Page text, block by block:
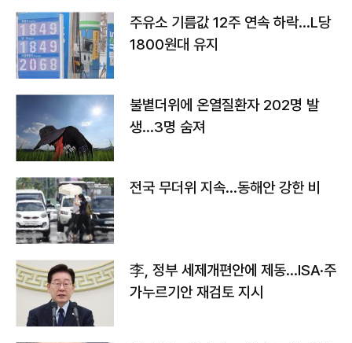
주유소 기름값 12주 연속 하락…L당
1800원대 유지
불볕더위에 온열질환자 202명 발
생…3명 숨져
전국 무더위 지속…동해안 강한 비
李, 정부 세제개편안에 제동…ISA·주
가누르기안 재검토 지시